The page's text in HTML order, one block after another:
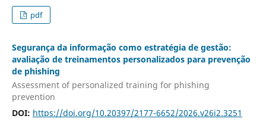
pdf
Segurança da informação como estratégia de gestão:
avaliação de treinamentos personalizados para prevenção
de phishing
Assessment of personalized training for phishing
prevention
DOI: https://doi.org/10.20397/2177-6652/2026.v26i2.3251